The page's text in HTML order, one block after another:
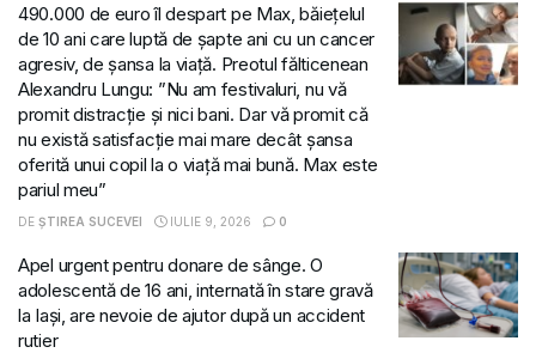
490.000 de euro îl despart pe Max, băiețelul
de 10 ani care luptă de șapte ani cu un cancer
agresiv, de șansa la viață. Preotul fălticenean
Alexandru Lungu: ”Nu am festivaluri, nu vă
promit distracție și nici bani. Dar vă promit că
nu există satisfacție mai mare decât șansa
oferită unui copil la o viață mai bună. Max este
pariul meu”
DE ȘTIREA SUCEVEI IULIE 9, 2026 0
Apel urgent pentru donare de sânge. O
adolescentă de 16 ani, internată în stare gravă
la Iași, are nevoie de ajutor după un accident
rutier